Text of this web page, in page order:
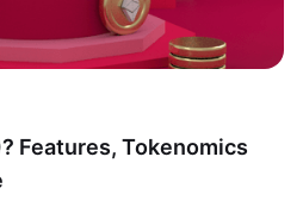
Features, Tokenomics